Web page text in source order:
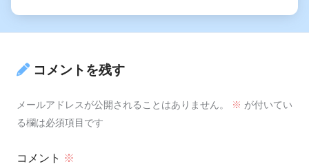
コメントを残す
メールアドレスが公開されることはありません。 ※ が付いてい
る欄は必須項目です
コメント ※